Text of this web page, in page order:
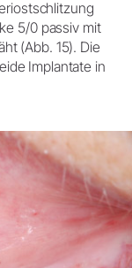
5/0 passiv mit
(Abb. 15). Die
Implantate in